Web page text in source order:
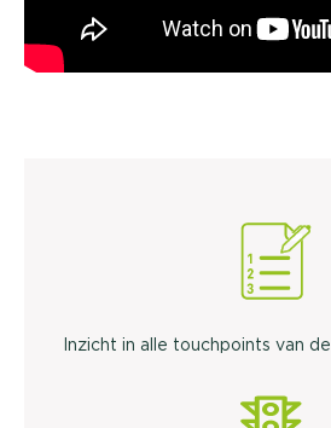
Inzicht in alle touchpoints van